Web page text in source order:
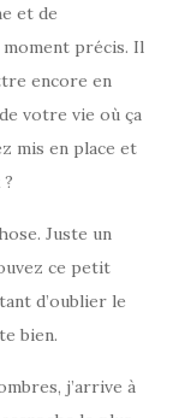
et de
précis. Il
encore en
votre vie où ça
mis en place et
Juste un
ce petit
d’oublier le
bien.
j’arrive à